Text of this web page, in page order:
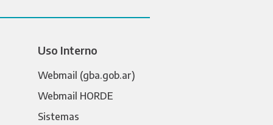
Uso Interno
Webmail (gba.gob.ar)
Webmail HORDE
Sistemas